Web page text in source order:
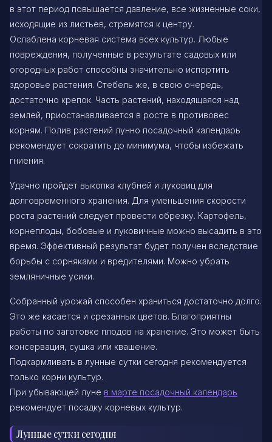
в этот период повышается давление, все жизненные соки,
исходящие из листьев, стремятся к центру.
Ослаблена корневая система всех культур. Любые
повреждения, полученные в результате садовых или
огородных работ способны значительно испортить
здоровье растения. Стебель же, в свою очередь,
достаточно крепок. Часть растений, находящаяся над
землей, приостанавливается в росте в противовес
корням. Полив растений лунно посадочный календарь
рекомендует сократить до минимума, чтобы избежать
гниения.
Удачно пройдет выкопка клубней и луковиц для
долговременного хранения. Для уменьшения скорости
роста растений следует провести обрезку. Картофель,
корнеплоды, бобовые и луковичные можно высадить в это
время. Эффективный результат будет получен вследствие
борьбы с сорняками и вредителями. Можно убрать
земляничные усики.
Собранный урожай способен храниться достаточно долго.
Это же касается и срезанных цветов. Благоприятны
работы по заготовке плодов на хранение. Это может быть
консервация, сушка или квашение.
Подкармливать в лунные сутки сегодня рекомендуется
только корни культур.
При убывающей луне в марте посадочный календарь
рекомендует посадку корневых культур.
Лунные сутки сегодня